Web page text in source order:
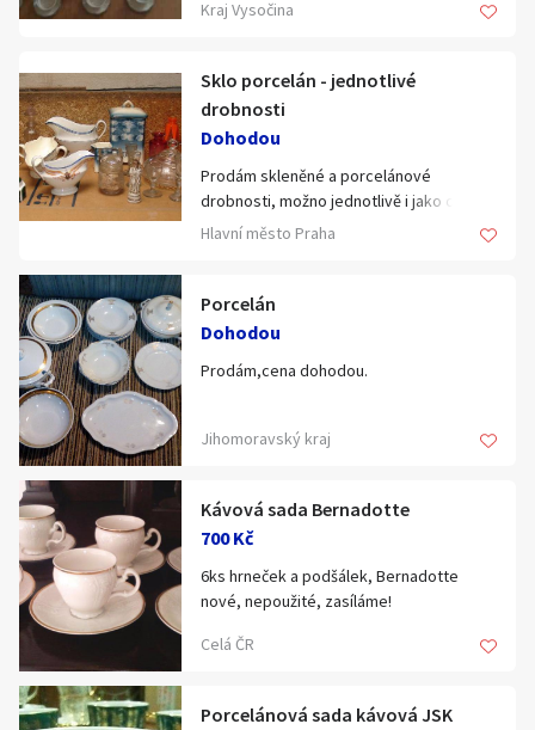
šálků, 4 malé šálky a 2 náhradní šálky,
hluboké, mělké a dezertní talířky.
Kraj Vysočina
Sklo porcelán - jednotlivé
drobnosti
Dohodou
Prodám skleněné a porcelánové
drobnosti, možno jednotlivě i jako celek
(něco už prodáno - aktuálně označeno viz
jinak poštou na dobírku.
Hlavní město Praha
Porcelán
Dohodou
Prodám,cena dohodou.
Jihomoravský kraj
Kávová sada Bernadotte
700 Kč
6ks hrneček a podšálek, Bernadotte
nové, nepoužité, zasíláme!
Celá ČR
Porcelánová sada kávová JSK